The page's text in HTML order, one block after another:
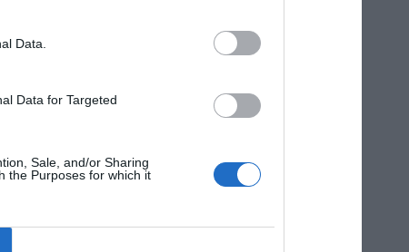
Data.
Data for Targeted
Sale, and/or Sharing
the Purposes for which it